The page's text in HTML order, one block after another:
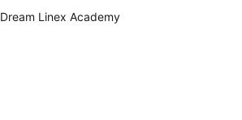
Dream Linex Academy